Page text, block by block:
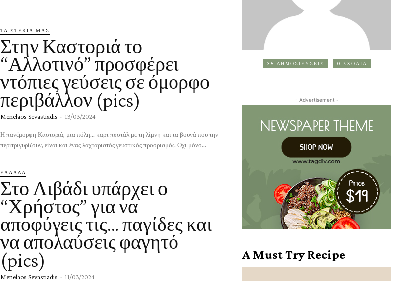
ΤΑ ΣΤΕΚΙΑ ΜΑΣ
Στην Καστοριά το
“Αλλοτινό” προσφέρει
ντόπιες γεύσεις σε όμορφο
περιβάλλον (pics)
Menelaos Sevastiadis - 13/03/2024
Η πανέμορφη Καστοριά, μια πόλη... καρτ ποστάλ με τη λίμνη και τα βουνά που την
περιτριγυρίζουν, είναι και ένας λαχταριστός γευστικός προορισμός. Οχι μόνο...
ΕΛΛΑΔΑ
Στο Λιβάδι υπάρχει ο
“Χρήστος” για να
αποφύγεις τις… παγίδες και
να απολαύσεις φαγητό
(pics)
Menelaos Sevastiadis - 11/03/2024
38 ΔΗΜΟΣΙΕΥΣΕΙΣ 0 ΣΧΟΛΙΑ
- Advertisement -
A Must Try Recipe